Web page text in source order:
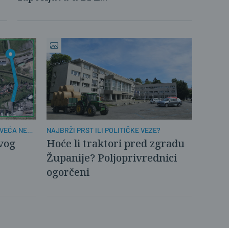
NEGO NAJBRŽI PRST ILI POLITIČKE VEZE?
Hoće li traktori pred zgradu
Županije? Poljoprivrednici
ogorčeni